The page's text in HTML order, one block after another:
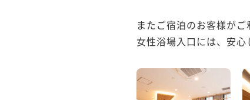
またご宿泊のお客様が
女性浴場入口には、安